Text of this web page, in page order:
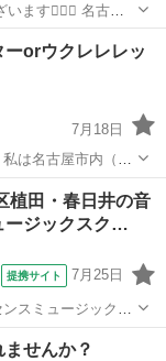
🙇🏻‍♂️ 名古屋
（ポンテヴェ
ている、 唄う書道
ン
orウクレレレッ
7月18日
心者の方
にレッスンさせて
スン
植田・春日井の音
ージックスク…
提携サイト 7月25日
スミュージックス
ませんか？